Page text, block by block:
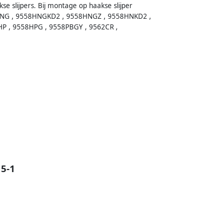
slijpers. Bij montage op haakse slijper
, 9558HNGKD2 , 9558HNGZ , 9558HNKD2 ,
, 9558HPG , 9558PBGY , 9562CR ,
1